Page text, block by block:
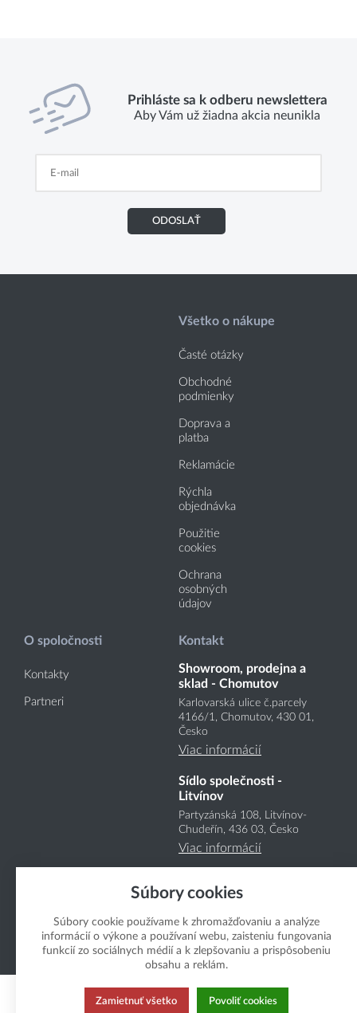
Prihláste sa k odberu newslettera
Aby Vám už žiadna akcia neunikla
ODOSLAŤ
Všetko o nákupe
Časté otázky
Obchodné
podmienky
Doprava a
platba
Reklamácie
Rýchla
objednávka
Použitie
cookies
Ochrana
osobných
údajov
O spoločnosti
Kontakty
Partneri
Kontakt
Showroom, prodejna a
sklad - Chomutov
Karlovarská ulice č.parcely
4166/1, Chomutov, 430 01,
Česko
Viac informácií
Sídlo společnosti -
Litvínov
Partyzánská 108, Litvínov-
Chudeřín, 436 03, Česko
Viac informácií
Copyright Boukal.SK 2026
Súbory cookies
Súbory cookie používame k zhromažďovaniu a analýze
informácií o výkone a používaní webu, zaisteniu fungovania
funkcií zo sociálnych médií a k zlepšovaniu a prispôsobeniu
obsahu a reklám.
Zamietnuť všetko Povoliť cookies